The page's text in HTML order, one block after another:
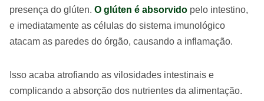
presença do glúten. O glúten é absorvido pelo intestino,
e imediatamente as células do sistema imunológico
atacam as paredes do órgão, causando a inflamação.
Isso acaba atrofiando as vilosidades intestinais e
complicando a absorção dos nutrientes da alimentação.